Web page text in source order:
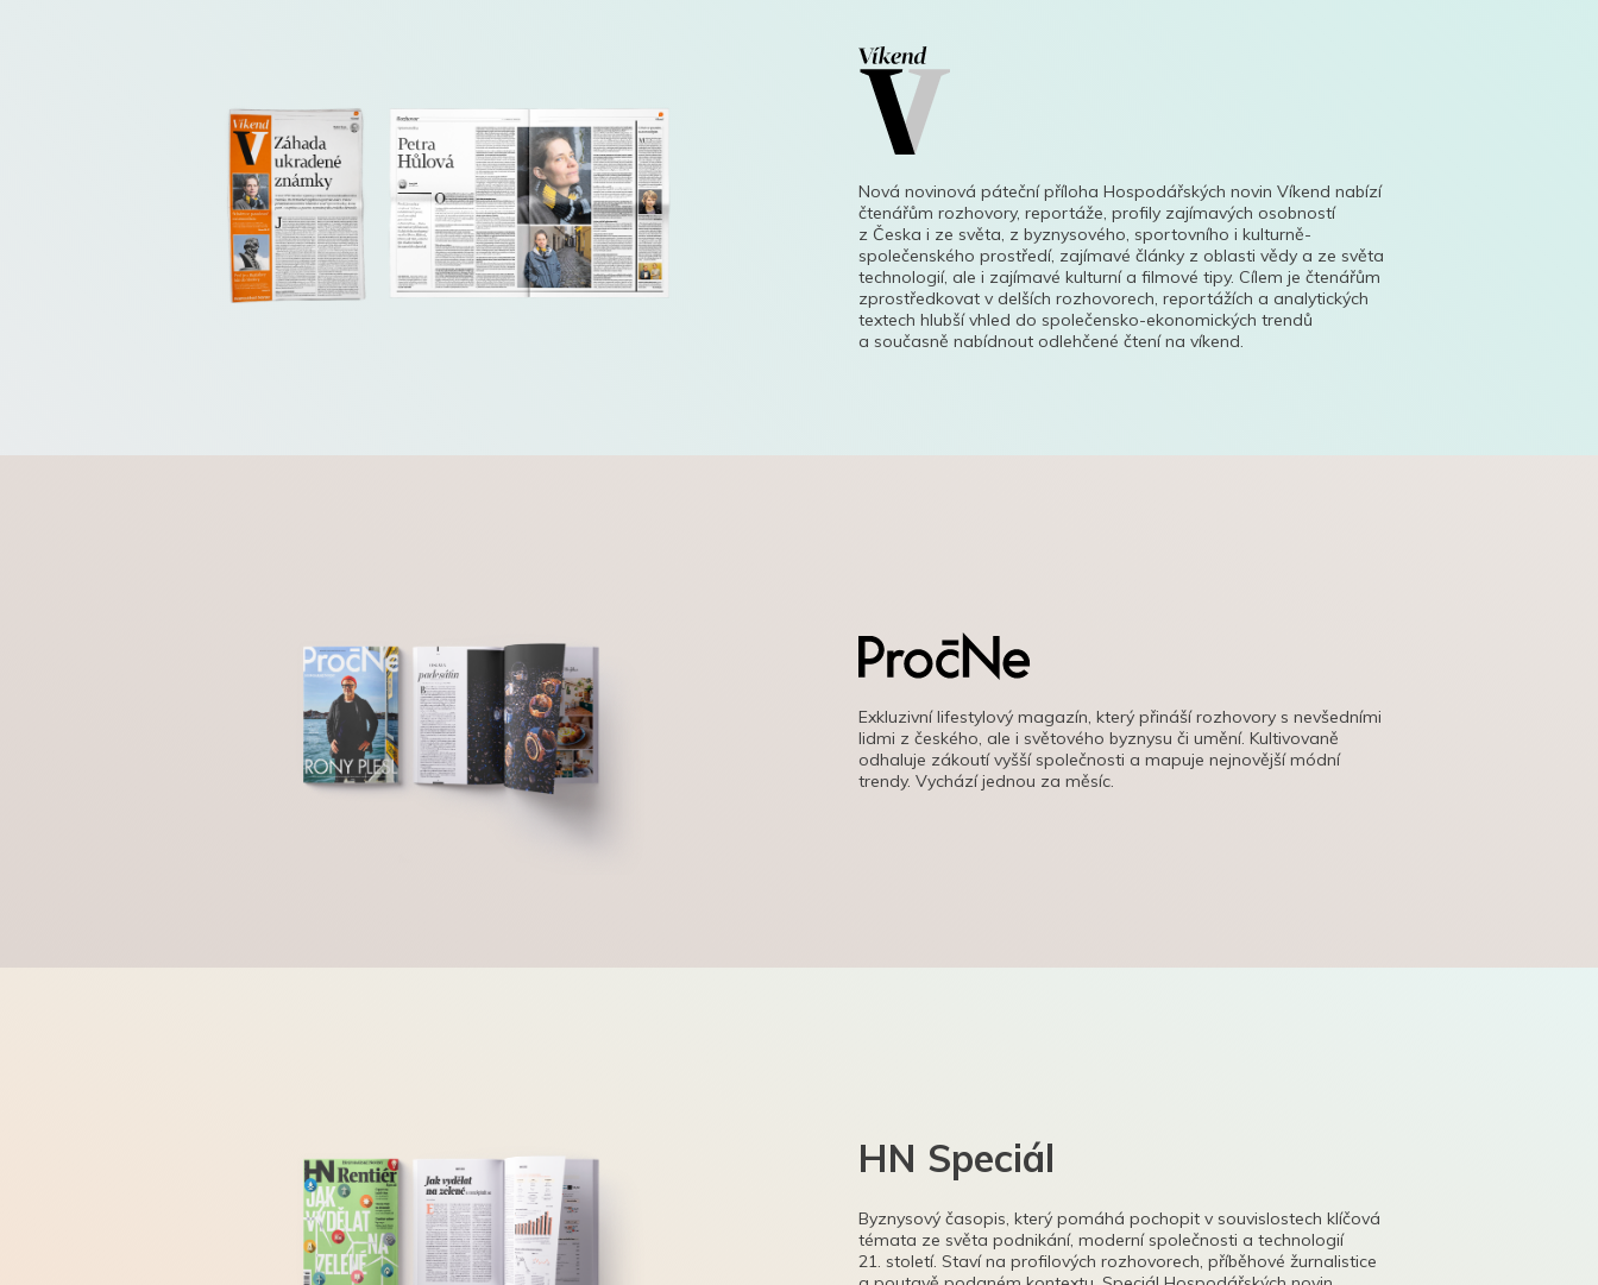
Nová novinová páteční příloha Hospodářských novin Víkend nabízí
čtenářům rozhovory, reportáže, profily zajímavých osobností
z Česka i ze světa, z byznysového, sportovního i kulturně-
společenského prostředí, zajímavé články z oblasti vědy a ze světa
technologií, ale i zajímavé kulturní a filmové tipy. Cílem je čtenářům
zprostředkovat v delších rozhovorech, reportážích a analytických
textech hlubší vhled do společensko-ekonomických trendů
a současně nabídnout odlehčené čtení na víkend.
Exkluzivní lifestylový magazín, který přináší rozhovory s nevšedními
lidmi z českého, ale i světového byznysu či umění. Kultivovaně
odhaluje zákoutí vyšší společnosti a mapuje nejnovější módní
trendy. Vychází jednou za měsíc.
HN Speciál
Byznysový časopis, který pomáhá pochopit v souvislostech klíčová
témata ze světa podnikání, moderní společnosti a technologií
21. století. Staví na profilových rozhovorech, příběhové žurnalistice